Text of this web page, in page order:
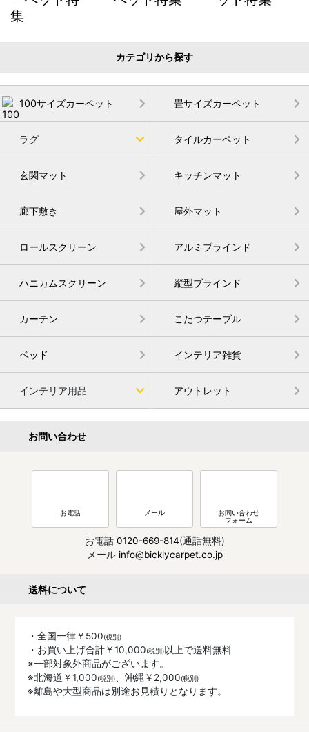
集
カテゴリから探す
100サイズカーペット 畳サイズカーペット
ラグ タイルカーペット
玄関マット キッチンマット
廊下敷き 屋外マット
ロールスクリーン アルミブラインド
ハニカムスクリーン 縦型ブラインド
カーテン こたつテーブル
ベッド インテリア雑貨
インテリア用品 アウトレット
お問い合わせ
お電話 メール
お問い合わせ
フォーム
お電話 0120-669-814(通話無料)
メール info@bicklycarpet.co.jp
送料について
・全国一律￥500
・お買い上げ合計￥10,000
以上で送料無料
※一部対象外商品がございます。
※北海道￥1,000
、沖縄￥2,000
※離島や大型商品は別途お見積りとなります。